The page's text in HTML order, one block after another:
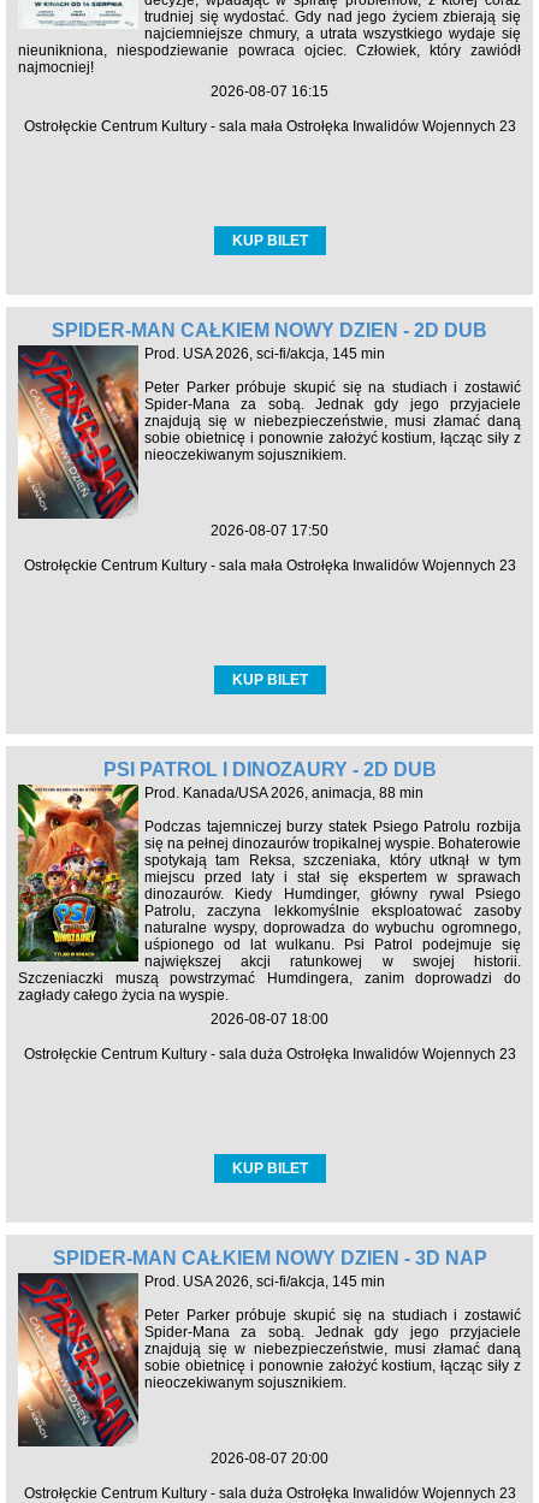
trudniej się wydostać. Gdy nad jego życiem zbierają się
najciemniejsze chmury, a utrata wszystkiego wydaje się
nieunikniona, niespodziewanie powraca ojciec. Człowiek, który zawiódł
najmocniej!
2026-08-07 16:15
Ostrołęckie Centrum Kultury - sala mała Ostrołęka Inwalidów Wojennych 23
KUP BILET
SPIDER-MAN CAŁKIEM NOWY DZIEŃ - 2D DUB
Prod. USA 2026, sci-fi/akcja, 145 min
Peter Parker próbuje skupić się na studiach i zostawić
Spider-Mana za sobą. Jednak gdy jego przyjaciele
znajdują się w niebezpieczeństwie, musi złamać daną
sobie obietnicę i ponownie założyć kostium, łącząc siły z
nieoczekiwanym sojusznikiem.
2026-08-07 17:50
Ostrołęckie Centrum Kultury - sala mała Ostrołęka Inwalidów Wojennych 23
KUP BILET
PSI PATROL I DINOZAURY - 2D DUB
Prod. Kanada/USA 2026, animacja, 88 min
Podczas tajemniczej burzy statek Psiego Patrolu rozbija
się na pełnej dinozaurów tropikalnej wyspie. Bohaterowie
spotykają tam Reksa, szczeniaka, który utknął w tym
miejscu przed laty i stał się ekspertem w sprawach
dinozaurów. Kiedy Humdinger, główny rywal Psiego
Patrolu, zaczyna lekkomyślnie eksploatować zasoby
naturalne wyspy, doprowadza do wybuchu ogromnego,
uśpionego od lat wulkanu. Psi Patrol podejmuje się
największej akcji ratunkowej w swojej historii.
Szczeniaczki muszą powstrzymać Humdingera, zanim doprowadzi do
zagłady całego życia na wyspie.
2026-08-07 18:00
Ostrołęckie Centrum Kultury - sala duża Ostrołęka Inwalidów Wojennych 23
KUP BILET
SPIDER-MAN CAŁKIEM NOWY DZIEŃ - 3D NAP
Prod. USA 2026, sci-fi/akcja, 145 min
Peter Parker próbuje skupić się na studiach i zostawić
Spider-Mana za sobą. Jednak gdy jego przyjaciele
znajdują się w niebezpieczeństwie, musi złamać daną
sobie obietnicę i ponownie założyć kostium, łącząc siły z
nieoczekiwanym sojusznikiem.
2026-08-07 20:00
Ostrołęckie Centrum Kultury - sala duża Ostrołęka Inwalidów Wojennych 23